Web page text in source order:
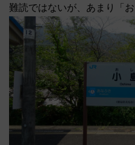
難読ではないが、あまり「